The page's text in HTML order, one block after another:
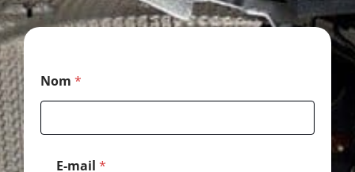
o
s
a
Nom *
E-mail *